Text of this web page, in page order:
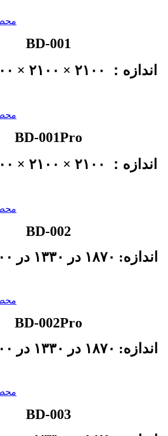
BD-001
اندازه： ۲۱۰۰ × ۲۱۰۰ × ۹۰۰ میلی‌متر
BD-001Pro
اندازه： ۲۱۰۰ × ۲۱۰۰ × ۹۰۰ میلی‌متر
BD-002
اندازه: ۱۸۷۰ در ۱۳۳۰ در ۸۰۰ میلی‌متر
BD-002Pro
اندازه: ۱۸۷۰ در ۱۳۳۰ در ۸۰۰ میلی‌متر
BD-003